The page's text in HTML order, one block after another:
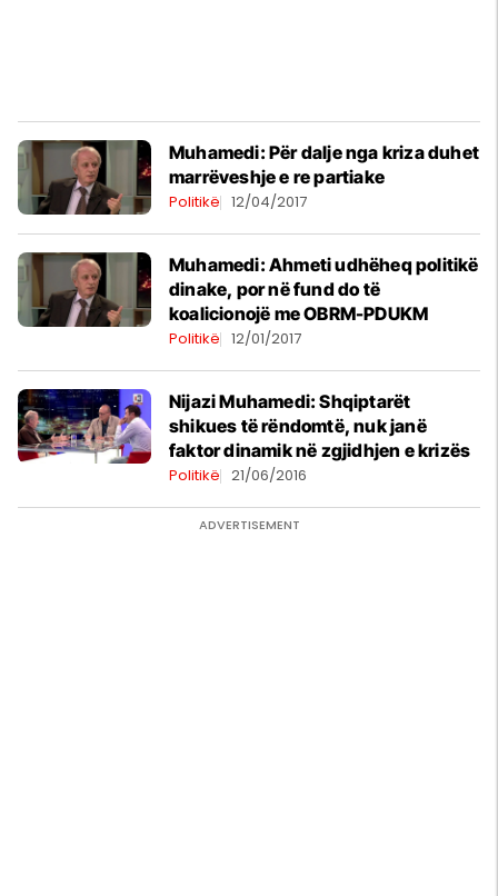
Muhamedi: Për dalje nga kriza duhet
marrëveshje e re partiake
Politikë 12/04/2017
Muhamedi: Ahmeti udhëheq politikë
dinake, por në fund do të
koalicionojë me OBRM-PDUKM
Politikë 12/01/2017
Nijazi Muhamedi: Shqiptarët
shikues të rëndomtë, nuk janë
faktor dinamik në zgjidhjen e krizës
Politikë 21/06/2016